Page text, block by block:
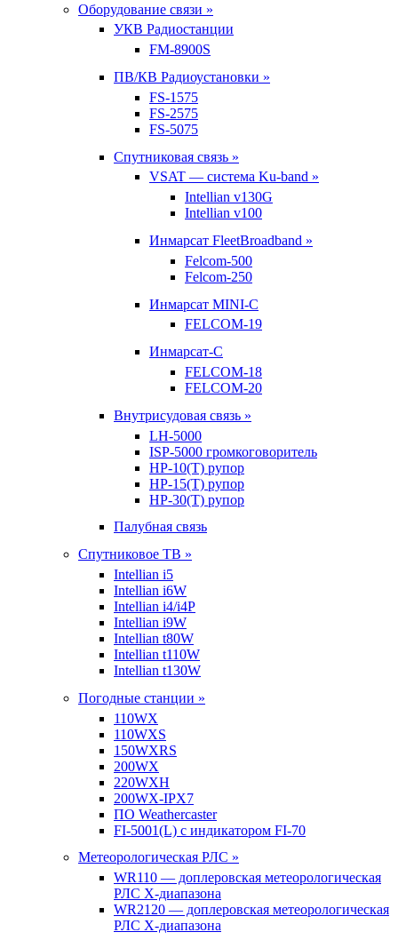
Оборудование связи »
УКВ Радиостанции
FM-8900S
ПВ/КВ Радиоустановки »
FS-1575
FS-2575
FS-5075
Спутниковая связь »
VSAT — система Ku-band »
Intellian v130G
Intellian v100
Инмарсат FleetBroadband »
Felcom-500
Felcom-250
Инмарсат MINI-C
FELCOM-19
Инмарсат-С
FELCOM-18
FELCOM-20
Внутрисудовая связь »
LH-5000
ISP-5000 громкоговоритель
HP-10(T) рупор
HP-15(T) рупор
HP-30(T) рупор
Палубная связь
Спутниковое ТВ »
Intellian i5
Intellian i6W
Intellian i4/i4P
Intellian i9W
Intellian t80W
Intellian t110W
Intellian t130W
Погодные станции »
110WX
110WXS
150WXRS
200WX
220WXH
200WX-IPX7
ПО Weathercaster
FI-5001(L) с индикатором FI-70
Метеорологическая РЛС »
WR110 — доплеровская метеорологическая
РЛС X-диапазона
WR2120 — доплеровская метеорологическая
РЛС X-диапазона